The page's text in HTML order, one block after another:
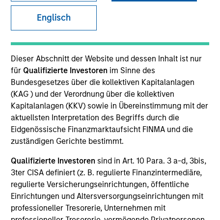
Englisch
Dieser Abschnitt der Website und dessen Inhalt ist nur
für Qualifizierte Investoren im Sinne des
Bundesgesetzes über die kollektiven Kapitalanlagen
(KAG ) und der Verordnung über die kollektiven
Kapitalanlagen (KKV) sowie in Übereinstimmung mit der
aktuellsten Interpretation des Begriffs durch die
Eidgenössische Finanzmarktaufsicht FINMA und die
zuständigen Gerichte bestimmt.
Qualifizierte Investoren sind in Art. 10 Para. 3 a-d, 3bis,
3ter CISA definiert (z. B. regulierte Finanzintermediäre,
regulierte Versicherungseinrichtungen, öffentliche
Einrichtungen und Altersversorgungseinrichtungen mit
professioneller Tresorerie, Unternehmen mit
Morgan Stanley
Morgan Stanley Careers
Dieses Dokument ist ein Marketingdokument.
Nutzer müssen die Nutzungsbedingungen lesen und
akzeptieren, da in diesen bestimmte gesetzliche und
regulatorische Auflagen enthalten sind, die für die Verbreitung
von Informationen zu den Anlageprodukten von Morgan Stanley